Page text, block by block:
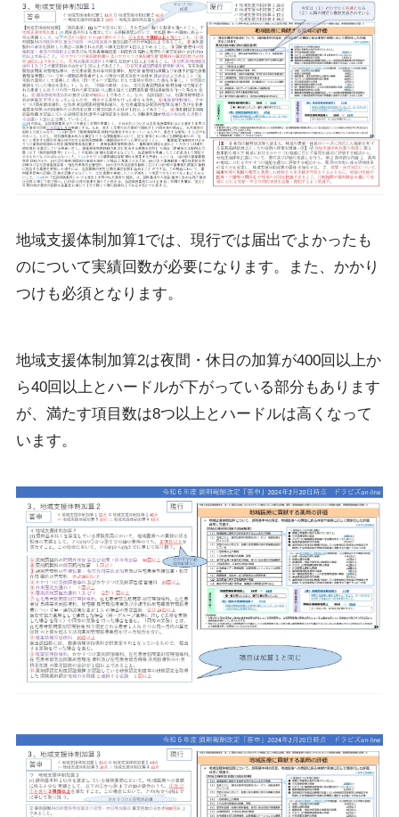
地域支援体制加算1では、現行では届出でよかったも
のについて実績回数が必要になります。また、かかり
つけも必須となります。
地域支援体制加算2は夜間・休日の加算が400回以上か
ら40回以上とハードルが下がっている部分もあります
が、満たす項目数は8つ以上とハードルは高くなって
います。